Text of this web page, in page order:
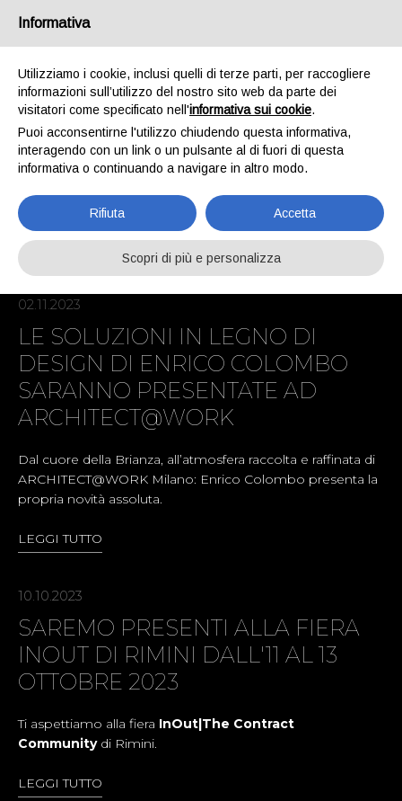
IT / EN
HOME NEWS
NEWS
02.11.2023
LE SOLUZIONI IN LEGNO DI
DESIGN DI ENRICO COLOMBO
SARANNO PRESENTATE AD
ARCHITECT@WORK
Dal cuore della Brianza, all’atmosfera raccolta e raffinata di
ARCHITECT@WORK Milano: Enrico Colombo presenta la
propria novità assoluta.
LEGGI TUTTO
10.10.2023
SAREMO PRESENTI ALLA FIERA
INOUT DI RIMINI DALL'11 AL 13
OTTOBRE 2023
Ti aspettiamo alla fiera InOut|The Contract
Community di Rimini.
LEGGI TUTTO
Informativa
Utilizziamo i cookie, inclusi quelli di terze parti, per raccogliere
informazioni sull’utilizzo del nostro sito web da parte dei
visitatori come specificato nell'informativa sui cookie.
Puoi acconsentirne l'utilizzo chiudendo questa informativa,
interagendo con un link o un pulsante al di fuori di questa
informativa o continuando a navigare in altro modo.
Rifiuta Accetta
Scopri di più e personalizza